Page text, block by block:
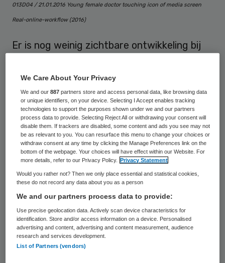
013D04 / 21.01.2016 Young female doctor touching icon of media screen
Real-online-workflow (2016)
Er is nog weinig zichtbare ontwikkeling bij
chronisch zieken, kwetsbare ouderen en
mensen met zorg en ondersteuning thuis
door middel van e-health de regie te geven
over hun gezondheid. Zo is het
internetgebruik onder deze doelgroepen
lager dan bij andere zorggebruikers en
heeft ongeveer een derde van de chronisch
zieken en ouderen geen behoefte om
zelfstandig gezondheidsmetingen uit te
voeren.
Dit blijkt uit dedoelstellingenmeting
Nictiz en het NIVEL hebben opgesteld in
We Care About Your Privacy
We and our887 partners store and access personal data, like browsing data
or unique identifiers, on your device. Selecting I Accept enables tracking
technologies to support the purposes shown under we and our partners
process data to provide. Selecting Reject All or withdrawing your consent will
disable them. If trackers are disabled, some content and ads you see may not
be as relevant to you. You can resurface this menu to change your choices or
withdraw consent at any time by clicking the Manage Preferences link on the
bottom of the webpage. Your choices will have effect within our Website. For
more details, refer to our Privacy Policy.
Privacy Statement
Would you rather not? Then we only place essential and statistical cookies,
these do not record any data about you as a person
We and our partners process data to provide:
Use precise geolocation data. Actively scan device characteristics for
identification. Store and/or access information on a device. Personalised
advertising and content, advertising and content measurement, audience
research and services development.
List of Partners (vendors)